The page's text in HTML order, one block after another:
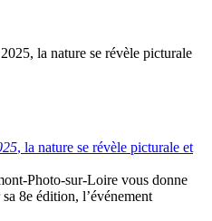
, la nature se révèle picturale et
Photo-sur-Loire vous donne
8e édition, l’événement